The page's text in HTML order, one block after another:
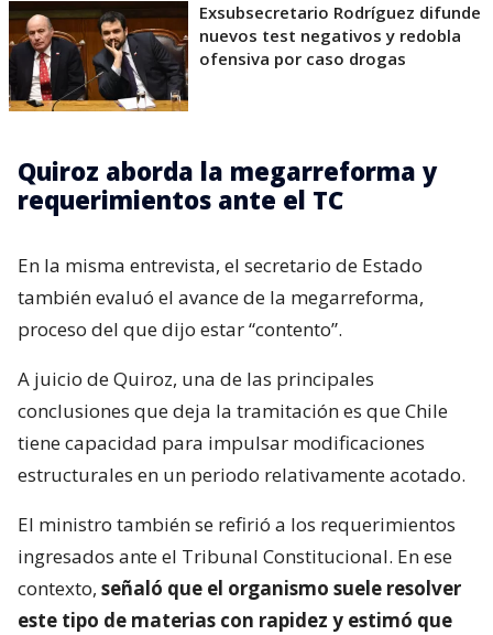
Exsubsecretario Rodríguez difunde
nuevos test negativos y redobla
ofensiva por caso drogas
Quiroz aborda la megarreforma y
requerimientos ante el TC
En la misma entrevista, el secretario de Estado
también evaluó el avance de la megarreforma,
proceso del que dijo estar “contento”.
A juicio de Quiroz, una de las principales
conclusiones que deja la tramitación es que Chile
tiene capacidad para impulsar modificaciones
estructurales en un periodo relativamente acotado.
El ministro también se refirió a los requerimientos
ingresados ante el Tribunal Constitucional. En ese
contexto, señaló que el organismo suele resolver
este tipo de materias con rapidez y estimó que